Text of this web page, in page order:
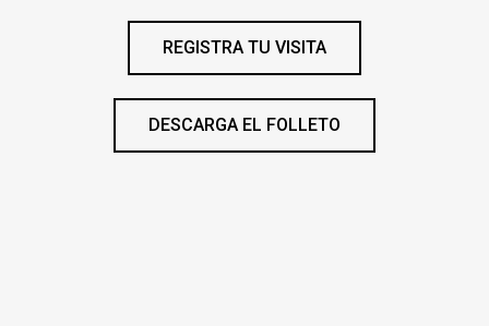
REGISTRA TU VISITA
DESCARGA EL FOLLETO